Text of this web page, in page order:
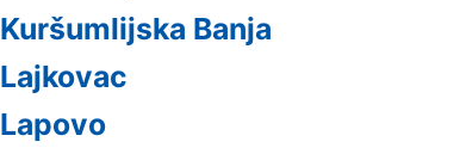
Kuršumlijska Banja
Lajkovac
Lapovo